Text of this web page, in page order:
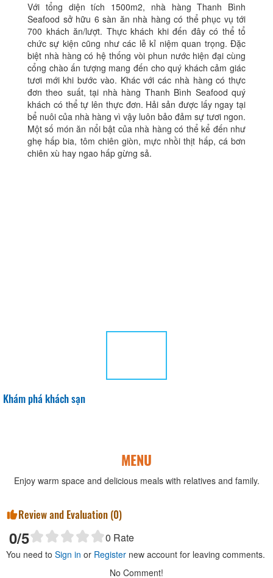
Với tổng diện tích 1500m2, nhà hàng Thanh Bình
Seafood sở hữu 6 sàn ăn nhà hàng có thể phục vụ tới
700 khách ăn/lượt. Thực khách khi đến đây có thể tổ
chức sự kiện cũng như các lễ kỉ niệm quan trọng. Đặc
biệt nhà hàng có hệ thống vòi phun nước hiện đại cùng
cổng chào ấn tượng mang đến cho quý khách cảm giác
tươi mới khi bước vào. Khác với các nhà hàng có thực
đơn theo suất, tại nhà hàng Thanh Bình Seafood quý
khách có thể tự lên thực đơn. Hải sản được lấy ngay tại
bể nuôi của nhà hàng vì vậy luôn bảo đảm sự tươi ngon.
Một số món ăn nổi bật của nhà hàng có thể kể đến như
ghẹ hấp bia, tôm chiên giòn, mực nhồi thịt hấp, cá bơn
chiên xù hay ngao hấp gừng sả.
Khám phá khách sạn
MENU
Enjoy warm space and delicious meals with relatives and family.
Review and Evaluation (0)
0/5 0 Rate
You need to Sign in or Register new account for leaving comments.
No Comment!